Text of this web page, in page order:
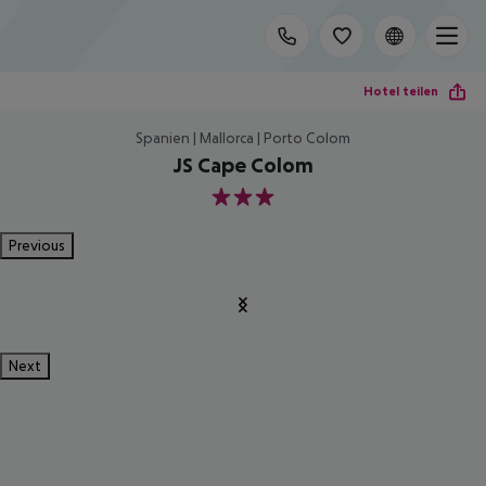
Hotel teilen
Spanien | Mallorca | Porto Colom
JS Cape Colom
3
Previous
Next